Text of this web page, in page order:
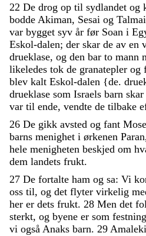
22 De drog op til sydlandet og
bodde Akiman, Sesai og Talmai
var bygget syv år før Soan i
Eskol-dalen; der skar de av en
drueklase, og den bar to mann
likeledes tok de granatepler og
blev kalt Eskol-dalen {de.
drueklase som Israels barn skar
var til ende, vendte de tilbake
26 De gikk avsted og fant
barns menighet i ørkenen Paran,
hele menigheten beskjed om
dem landets frukt.
27 De fortalte ham og sa: Vi
oss til, og det flyter virkelig
her er dets frukt. 28 Men det
sterkt, og byene er som
vi også Anaks barn. 29